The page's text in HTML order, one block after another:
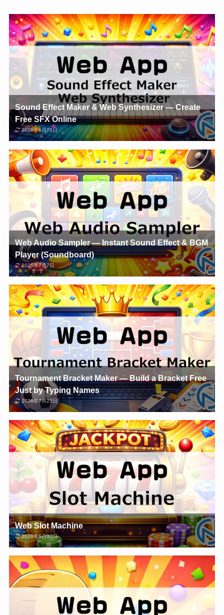
Sound Effect Maker & Web Synthesizer — Create
Free SFX Online
2026年6月29日
Web Audio Sampler — Instant Sound Effect & BGM
Player (Soundboard)
2026年7月7日
Tournament Bracket Maker — Build a Bracket Free
Just by Typing Names
2026年7月23日
Web Slot Machine
2026年6月30日